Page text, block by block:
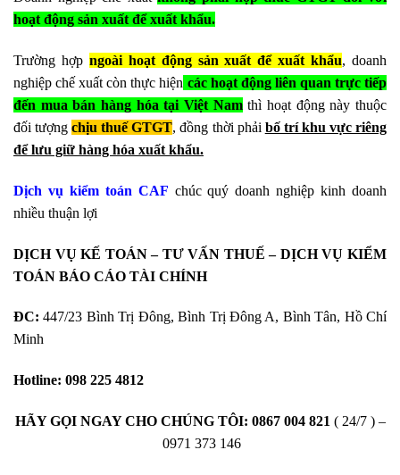
hoạt động sản xuất để xuất khẩu.
Trường hợp ngoài hoạt động sản xuất để xuất khẩu, doanh
nghiệp chế xuất còn thực hiện các hoạt động liên quan trực tiếp
đến mua bán hàng hóa tại Việt Namthì hoạt động này thuộc
đối tượngchịu thuế GTGT, đồng thời phải bố trí khu vực riêng
để lưu giữ hàng hóa xuất khẩu.
Dịch vụ kiểm toán CAF chúc quý doanh nghiệp kinh doanh
nhiều thuận lợi
DỊCH VỤ KẾ TOÁN – TƯ VẤN THUẾ – DỊCH VỤ KIỂM
TOÁN BÁO CÁO TÀI CHÍNH
ĐC: 447/23 Bình Trị Đông, Bình Trị Đông A, Bình Tân, Hồ Chí
Minh
Hotline: 098 225 4812
HÃY GỌI NGAY CHO CHÚNG TÔI: 0867 004 821 ( 24/7 ) –
0971 373 146